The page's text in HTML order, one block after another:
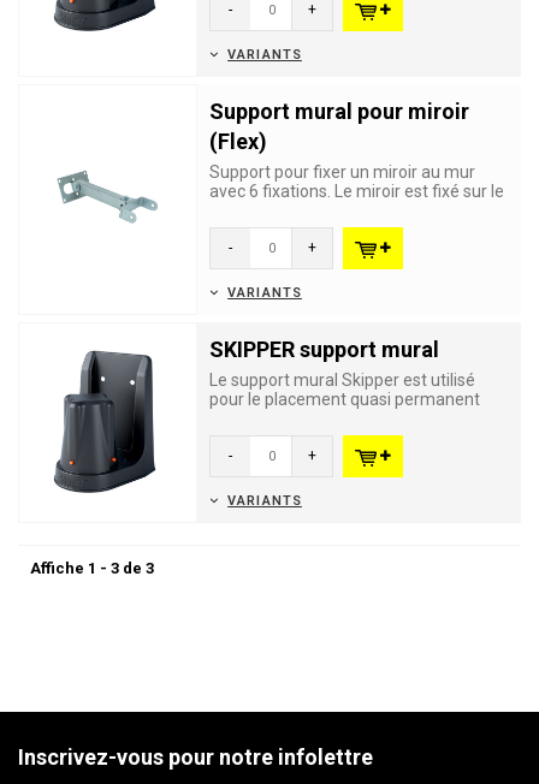
- +
VARIANTS
Support mural pour miroir
(Flex)
Support pour fixer un miroir au mur
avec 6 fixations. Le miroir est fixé sur le
- +
VARIANTS
SKIPPER support mural
Le support mural Skipper est utilisé
pour le placement quasi permanent
- +
VARIANTS
Affiche 1 - 3 de 3
Inscrivez-vous pour notre infolettre